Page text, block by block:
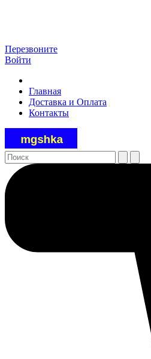
Перезвоните
Войти
Главная
Доставка и Оплата
Контакты